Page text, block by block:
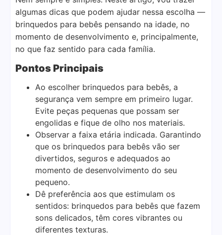
algumas dicas que podem ajudar nessa escolha —
brinquedos para bebês pensando na idade, no
momento de desenvolvimento e, principalmente,
no que faz sentido para cada família.
Pontos Principais
Ao escolher brinquedos para bebês, a
segurança vem sempre em primeiro lugar.
Evite peças pequenas que possam ser
engolidas e fique de olho nos materiais.
Observar a faixa etária indicada. Garantindo
que os brinquedos para bebês vão ser
divertidos, seguros e adequados ao
momento de desenvolvimento do seu
pequeno.
Dê preferência aos que estimulam os
sentidos: brinquedos para bebês que fazem
sons delicados, têm cores vibrantes ou
diferentes texturas.